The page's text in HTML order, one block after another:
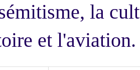
la
et l'aviation.